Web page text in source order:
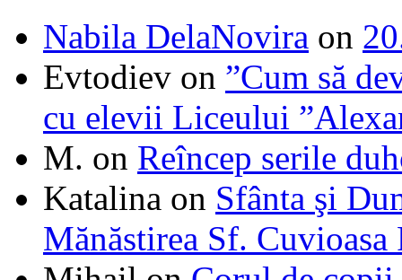
Nabila DelaNovira on
Evtodiev on ”Cum să
cu elevii Liceului
M. on Reîncep serile
Katalina on Sfânta şi
Mănăstirea Sf. Cuvioasa